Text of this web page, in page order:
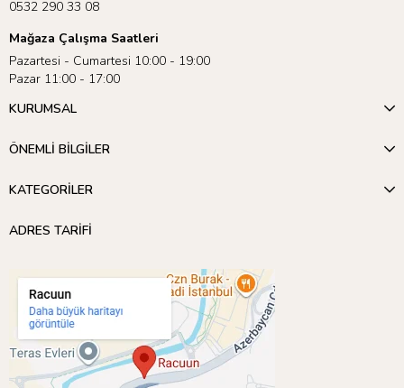
0532 290 33 08
Mağaza Çalışma Saatleri
Pazartesi - Cumartesi 10:00 - 19:00
Pazar 11:00 - 17:00
KURUMSAL
ÖNEMLİ BİLGİLER
KATEGORİLER
ADRES TARİFİ